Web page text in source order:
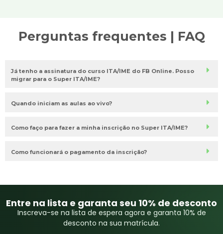
Perguntas frequentes | FAQ
Já tenho a assinatura do curso ITA/IME do FB Online. Posso
migrar para o Super ITA/IME?
Quando iniciam as aulas ao vivo?
Como faço para fazer a minha inscrição no Super ITA/IME?
Como funcionará o pagamento da inscrição?
Entre na lista e garanta seu 10% de desconto
Inscreva-se na lista de espera agora e garanta 10% de
desconto na sua matrícula.